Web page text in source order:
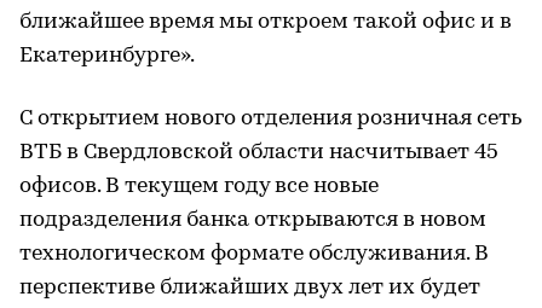
ближайшее время мы откроем такой офис и в
Екатеринбурге».
С открытием нового отделения розничная сеть
ВТБ в Свердловской области насчитывает 45
офисов. В текущем году все новые
подразделения банка открываются в новом
технологическом формате обслуживания. В
перспективе ближайших двух лет их будет